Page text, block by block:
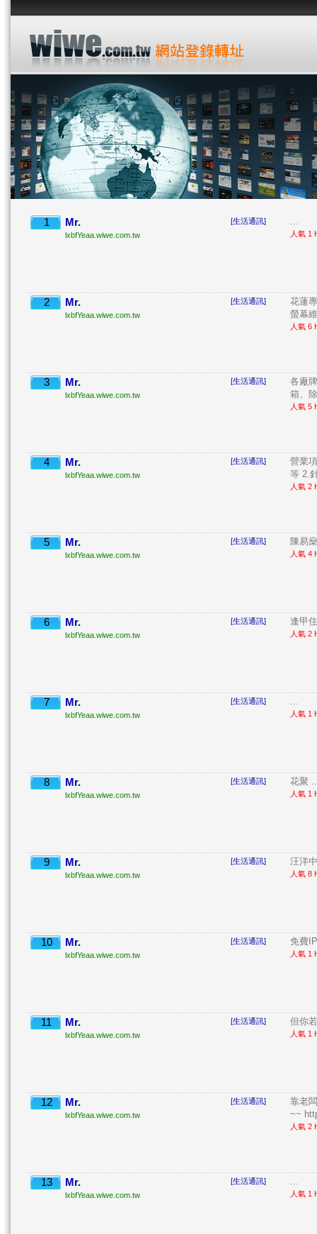
1 Mr.
lxbfYeaa.wiwe.com.tw
[生活通訊] ...
人氣 1
2 Mr.
lxbfYeaa.wiwe.com.tw
[生活通訊]
花蓮
螢幕
人氣 6
3 Mr.
lxbfYeaa.wiwe.com.tw
[生活通訊]
各廠
箱、
人氣 5
4 Mr.
lxbfYeaa.wiwe.com.tw
[生活通訊]
營業
等 2.
人氣 2
5 Mr.
lxbfYeaa.wiwe.com.tw
[生活通訊] 陳易
人氣 4
6 Mr.
lxbfYeaa.wiwe.com.tw
[生活通訊] 逢甲
人氣 2
7 Mr.
lxbfYeaa.wiwe.com.tw
[生活通訊] ...
人氣 1
8 Mr.
lxbfYeaa.wiwe.com.tw
[生活通訊] 花聚
人氣 1
9 Mr.
lxbfYeaa.wiwe.com.tw
[生活通訊] 汪洋
人氣 8
10 Mr.
lxbfYeaa.wiwe.com.tw
[生活通訊] 免費
人氣 1
11 Mr.
lxbfYeaa.wiwe.com.tw
[生活通訊] 但你
人氣 1
12 Mr.
lxbfYeaa.wiwe.com.tw
[生活通訊]
靠老
~~
人氣 2
13 Mr.
lxbfYeaa.wiwe.com.tw
[生活通訊] ...
人氣 1